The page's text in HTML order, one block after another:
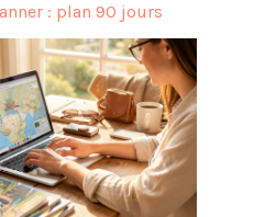
: plan 90 jours